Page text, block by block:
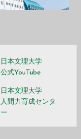
日本文理大学
公式YouTube
日本文理大学
人間力育成センタ
ー